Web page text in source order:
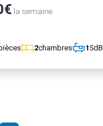
la semaine
2chambres 1SdB